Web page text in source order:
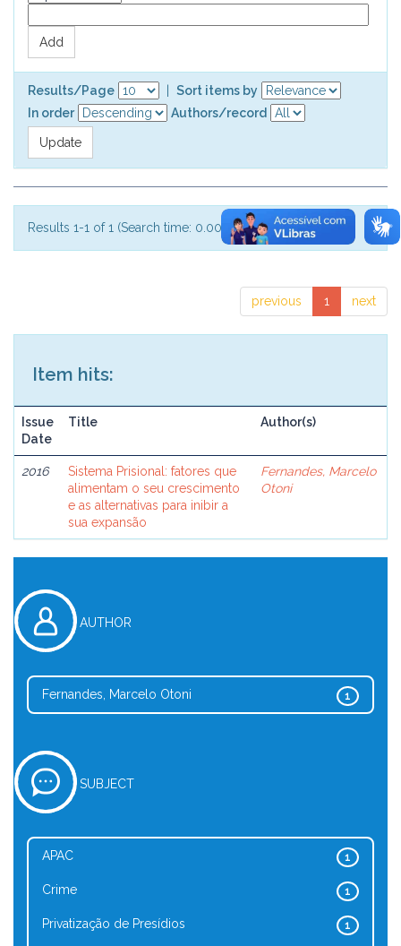
Results/Page
Sort items by
In order
Authors/record
Results 1-1 of 1 (Search time: 0.004 seconds).
previous 1 next
Item hits:
Issue
Date
Title Author(s)
2016
Sistema Prisional: fatores que
alimentam o seu crescimento
e as alternativas para inibir a
sua expansão
Fernandes, Marcelo
Otoni
AUTHOR
1
Fernandes, Marcelo Otoni
SUBJECT
1
APAC
1
Crime
1
Privatização de Presídios